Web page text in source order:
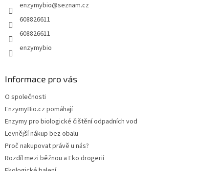
enzymybio@seznam.cz
608826611
608826611
enzymybio
Informace pro vás
O společnosti
EnzymyBio.cz pomáhají
Enzymy pro biologické čištění odpadních vod
Levnější nákup bez obalu
Proč nakupovat právě u nás?
Rozdíl mezi běžnou a Eko drogerií